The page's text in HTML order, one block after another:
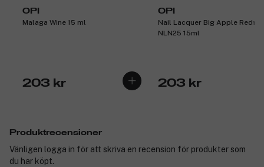
OPI
Malaga Wine 15 ml
203 kr
OPI
Nail Lacquer Big Apple Red™
NLN25 15ml
203 kr
Produktrecensioner
Vänligen logga in för att skriva en recension för produkter som
du har köpt.